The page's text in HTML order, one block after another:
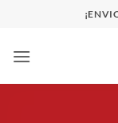
contenido